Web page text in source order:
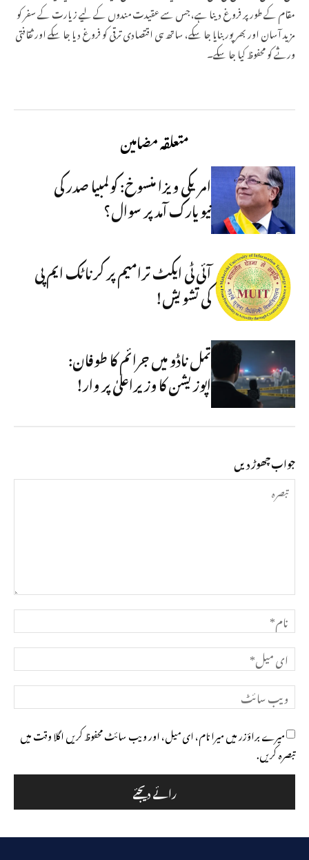
مقام کے طور پر فروغ دینا ہے، جس سے عقیدت مندوں کے لیے زیارت کے سفر کو
مزید آسان اور بھرپور بنایا جا سکے، ساتھ ہی اقتصادی ترقی کو فروغ دیا جا سکے اور ثقافتی
ورثے کو محفوظ کیا جا سکے۔
متعلقہ مضامین
امریکی ویزا منسوخ: کولمبیا صدر کی
نیویارک آمد پر سوال؟
آئی ٹی ایکٹ ترامیم پر کرناٹک ایم پی
کی تشویش!
تمل ناڈو میں جرائم کا طوفان:
اپوزیشن کا وزیراعلیٰ پر وار!
جواب چھوڑ دیں
تبصرہ
نام*
ای
میل*
ویب
سائٹ
میرے براؤزر میں میرا نام، ای میل، اور ویب سائٹ محفوظ کریں اگلا وقت میں
تبصرہ کریں.